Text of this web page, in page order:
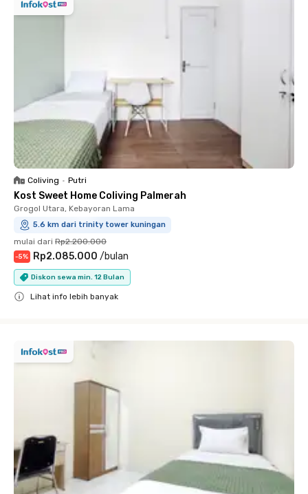
Coliving • Putri
Kost Sweet Home Coliving Palmerah
Grogol Utara, Kebayoran Lama
5.6 km dari trinity tower kuningan
mulai dari Rp2.200.000
-5% Rp2.085.000 /bulan
Diskon sewa min. 12 Bulan
Lihat info lebih banyak